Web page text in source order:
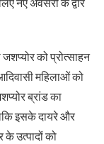
नए अवसरों के द्वार
को प्रोत्साहन
महिलाओं को
ब्रांड का
इसके दायरे और
उत्पादों को